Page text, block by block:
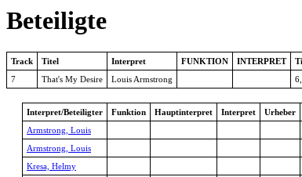
Beteiligte
Track Titel Interpret FUNKTION INTERPRET
7
That's My Desire Louis Armstrong
Interpret/Beteiligter Funktion Hauptinterpret Interpret Urheber
Armstrong, Louis
Armstrong, Louis
Kresa, Helmy